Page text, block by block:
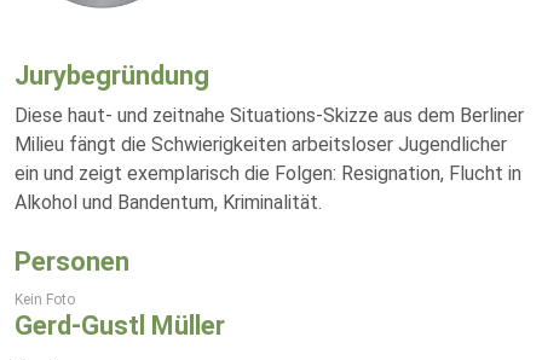
Jurybegründung
Diese haut- und zeitnahe Situations-Skizze aus dem Berliner
Milieu fängt die Schwierigkeiten arbeitsloser Jugendlicher
ein und zeigt exemplarisch die Folgen: Resignation, Flucht in
Alkohol und Bandentum, Kriminalität.
Personen
Kein Foto
Gerd-Gustl Müller